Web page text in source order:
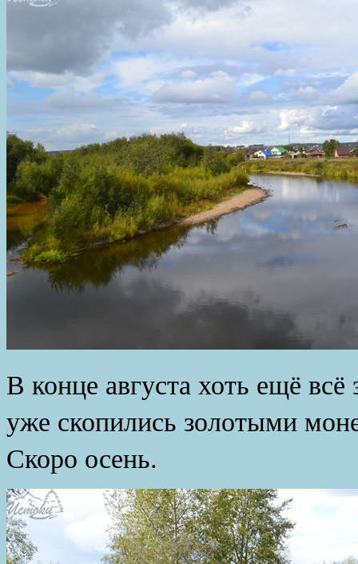
В конце августа хоть ещё
уже скопились золотыми
Скоро осень.